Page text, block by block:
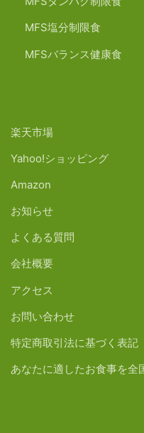
MFS塩分制限食
MFSバランス健康食
楽天市場
Yahoo!ショッピング
Amazon
お知らせ
よくある質問
会社概要
アクセス
お問い合わせ
特定商取引法に基づく表記
あなたに適したお食事を全